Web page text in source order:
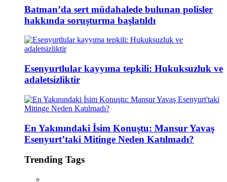
Batman’da sert müdahalede bulunan polisler
hakkında soruşturma başlatıldı
Esenyurtlular kayyıma tepkili: Hukuksuzluk ve
adaletsizliktir
En Yakınındaki İsim Konuştu: Mansur Yavaş
Esenyurt’taki Mitinge Neden Katılmadı?
Trending Tags